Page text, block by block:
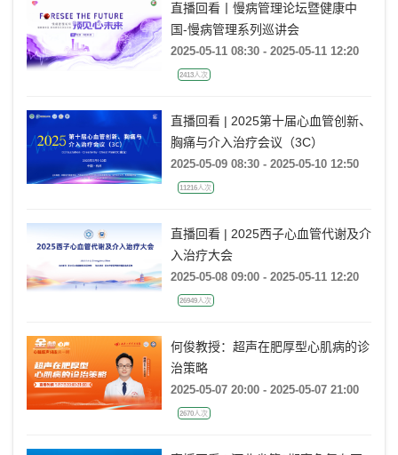
直播回看丨慢病管理论坛暨健康中
国-慢病管理系列巡讲会
2025-05-11 08:30 - 2025-05-11 12:20
2413人次
直播回看 | 2025第十届心血管创新、
胸痛与介入治疗会议（3C）
2025-05-09 08:30 - 2025-05-10 12:50
11216人次
直播回看 | 2025西子心血管代谢及介
入治疗大会
2025-05-08 09:00 - 2025-05-11 12:20
26949人次
何俊教授：超声在肥厚型心肌病的诊
治策略
2025-05-07 20:00 - 2025-05-07 21:00
2670人次